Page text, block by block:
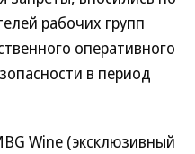
рабочих групп
оперативного
в период
Wine (эксклюзивный